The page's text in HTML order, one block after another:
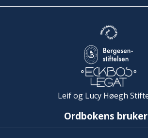
Leif og Lucy Høegh
Ordbokens